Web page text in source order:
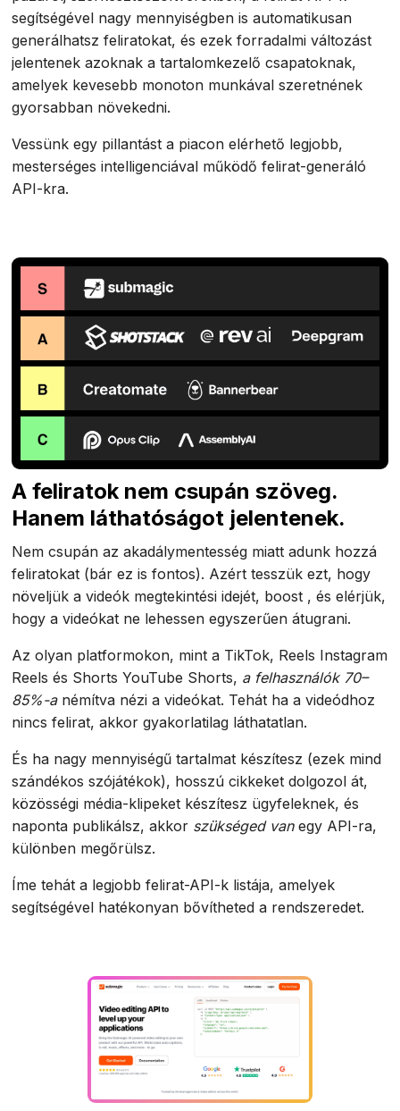
segítségével nagy mennyiségben is automatikusan
generálhatsz feliratokat, és ezek forradalmi változást
jelentenek azoknak a tartalomkezelő csapatoknak,
amelyek kevesebb monoton munkával szeretnének
gyorsabban növekedni.
Vessünk egy pillantást a piacon elérhető legjobb,
mesterséges intelligenciával működő felirat-generáló
API-kra.
A feliratok nem csupán szöveg.
Hanem láthatóságot jelentenek.
Nem csupán az akadálymentesség miatt adunk hozzá
feliratokat (bár ez is fontos). Azért tesszük ezt, hogy
növeljük a videók megtekintési idejét, boost , és elérjük,
hogy a videókat ne lehessen egyszerűen átugrani.
Az olyan platformokon, mint a TikTok, Reels Instagram
Reels és Shorts YouTube Shorts, a felhasználók 70–
85%-anémítva nézi a videókat. Tehát ha a videódhoz
nincs felirat, akkor gyakorlatilag láthatatlan.
És ha nagy mennyiségű tartalmat készítesz (ezek mind
szándékos szójátékok), hosszú cikkeket dolgozol át,
közösségi média-klipeket készítesz ügyfeleknek, és
naponta publikálsz, akkor szükséged vanegy API-ra,
különben megőrülsz.
Íme tehát a legjobb felirat-API-k listája, amelyek
segítségével hatékonyan bővítheted a rendszeredet.